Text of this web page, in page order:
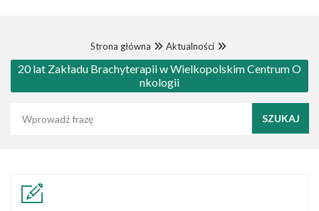
Strona główna Aktualności
20 lat Zakładu Brachyterapii w Wielkopolskim Centrum O
nkologii